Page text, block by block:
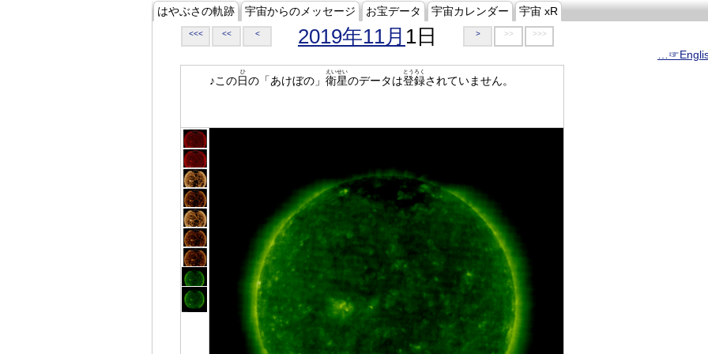
はやぶさの軌跡 宇宙からのメッセージ お宝データ 宇宙カレンダー 宇宙 xR
<<< << < 2019年11月 1日 > >> >>>
♪この日
ひ
の「あけぼの」 衛星
えいせい
のデータは登録
とうろく
されていません。